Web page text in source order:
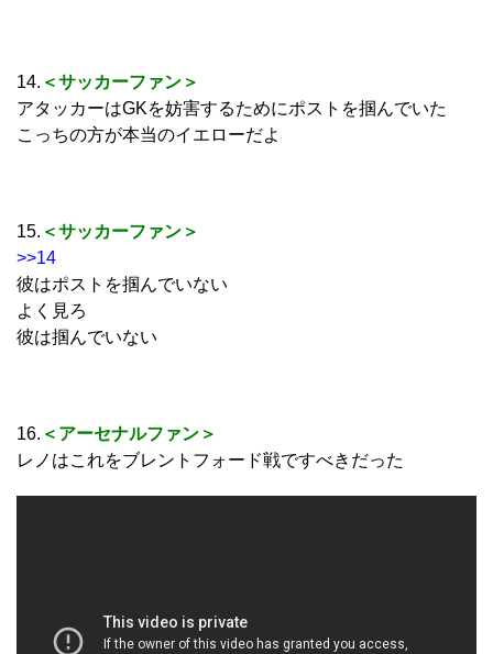
14. ＜サッカーファン＞
アタッカーはGKを妨害するためにポストを掴んでいた
こっちの方が本当のイエローだよ
15. ＜サッカーファン＞
>>14
彼はポストを掴んでいない
よく見ろ
彼は掴んでいない
16. ＜アーセナルファン＞
レノはこれをブレントフォード戦ですべきだった